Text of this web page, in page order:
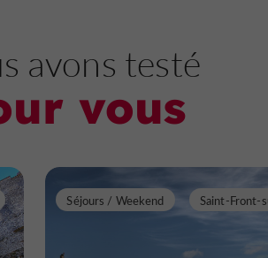
avons testé
vous
Séjours / Weekend Saint-Front-